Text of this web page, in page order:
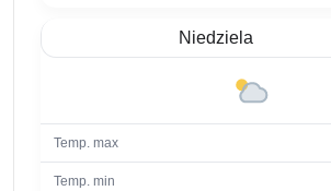
Niedziela